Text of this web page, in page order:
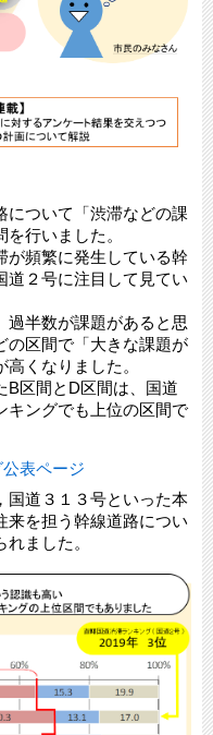
ついて「渋滞などの課
を行いました。
頻繁に発生している幹
道２号に注目して見てい
半数が課題があると思
の区間で「大きな課題が
くなりました。
区間とD区間は、国道
キングでも上位の区間で
表ページ
道３１３号といった本
来を担う幹線道路につい
ました。